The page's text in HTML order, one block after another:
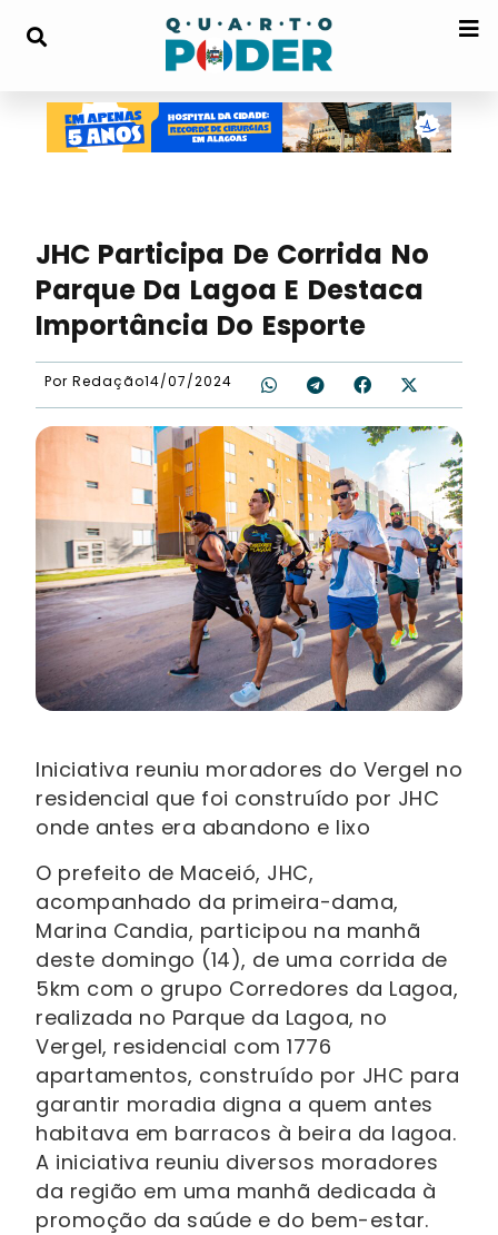
JHC Participa De Corrida No
Parque Da Lagoa E Destaca
Importância Do Esporte
Por Redação14/07/2024
Iniciativa reuniu moradores do Vergel no
residencial que foi construído por JHC
onde antes era abandono e lixo
O prefeito de Maceió, JHC,
acompanhado da primeira-dama,
Marina Candia, participou na manhã
deste domingo (14), de uma corrida de
5km com o grupo Corredores da Lagoa,
realizada no Parque da Lagoa, no
Vergel, residencial com 1776
apartamentos, construído por JHC para
garantir moradia digna a quem antes
habitava em barracos à beira da lagoa.
A iniciativa reuniu diversos moradores
da região em uma manhã dedicada à
promoção da saúde e do bem-estar.